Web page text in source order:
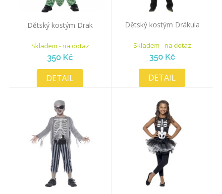
Dětský kostým Drak
Skladem - na dotaz
350 Kč
DETAIL
Dětský kostým Drákula
Skladem - na dotaz
350 Kč
DETAIL